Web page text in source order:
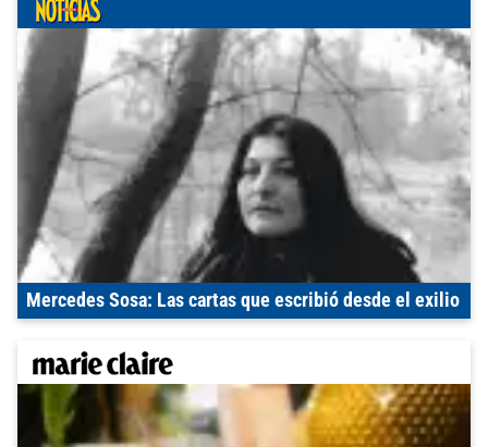
Mercedes Sosa: Las cartas que escribió desde el exilio